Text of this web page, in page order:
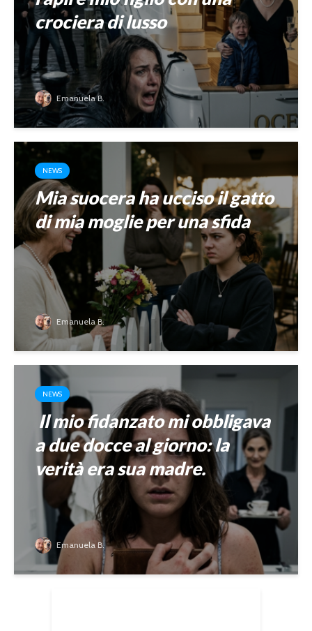
crociera di lusso
Emanuela B.
NEWS
Mia suocera ha ucciso il gatto
di mia moglie per una sfida
Emanuela B.
NEWS
Il mio fidanzato mi obbligava
a due docce al giorno: la
verità era sua madre.
Emanuela B.